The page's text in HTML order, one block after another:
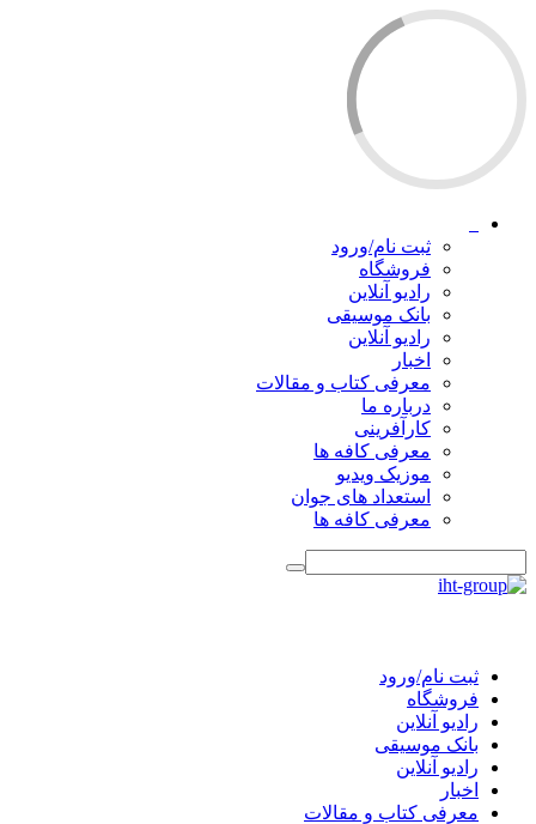
ثبت نام/ورود
فروشگاه
رادیو آنلاین
بانک موسیقی
رادیو آنلاین
اخبار
معرفی کتاب و مقالات
درباره ما
کارآفرینی
معرفی کافه ها
موزیک ویدیو
استعداد های جوان
معرفی کافه ها
ثبت نام/ورود
فروشگاه
رادیو آنلاین
بانک موسیقی
رادیو آنلاین
اخبار
معرفی کتاب و مقالات